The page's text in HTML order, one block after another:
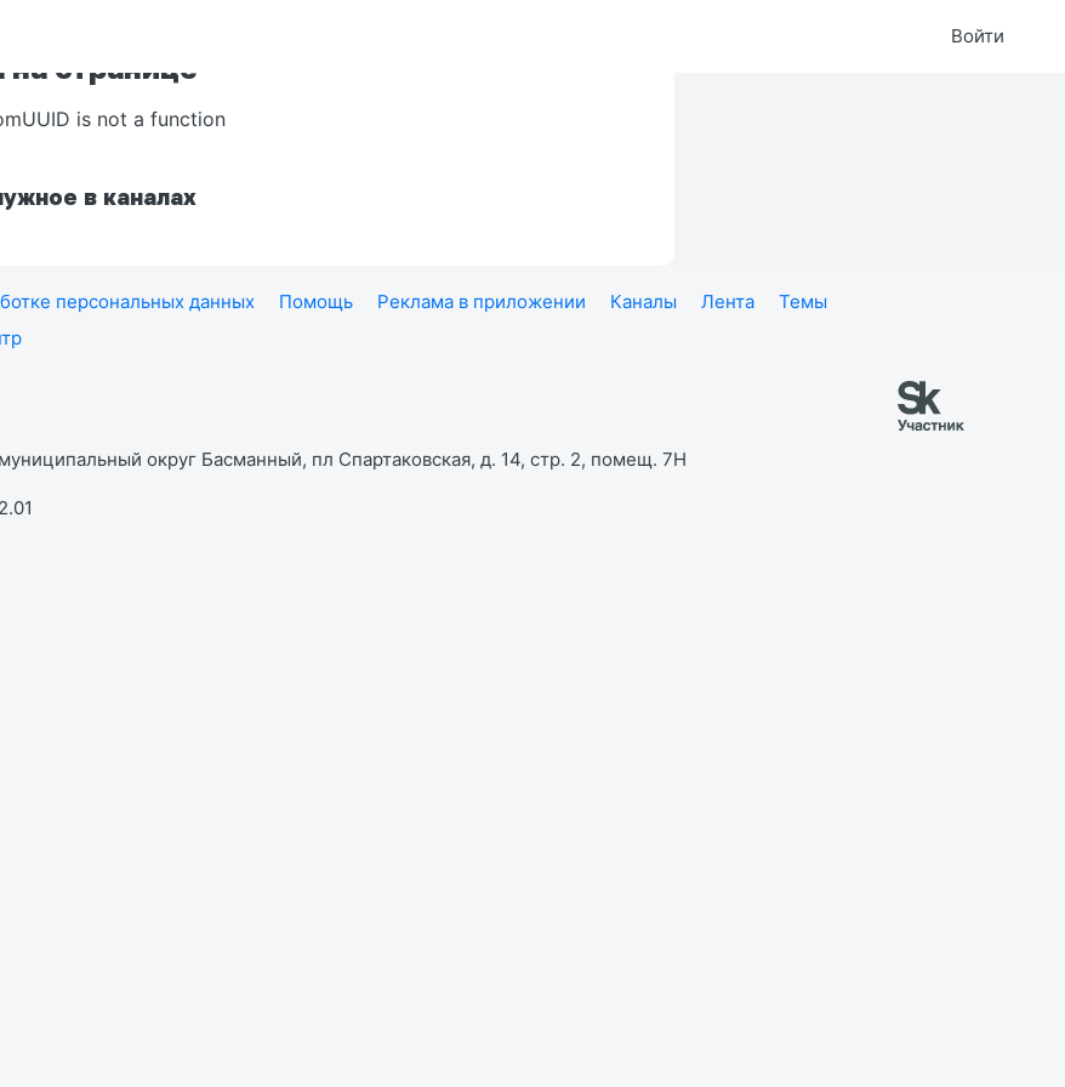
Войти
странице
is not a function
в каналах
персональных данных Помощь Реклама в приложении Каналы Лента
Темы
округ Басманный, пл Спартаковская, д. 14, стр. 2, помещ. 7Н